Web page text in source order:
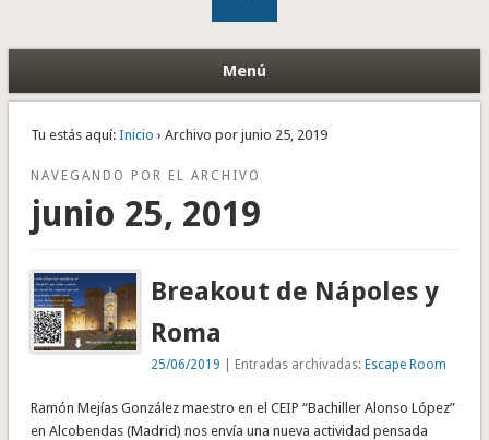
Menú
Tu estás aquí: Inicio › Archivo por junio 25, 2019
NAVEGANDO POR EL ARCHIVO
junio 25, 2019
Breakout de Nápoles y
Roma
25/06/2019 | Entradas archivadas:Escape Room
Ramón Mejías González maestro en el CEIP “Bachiller Alonso López”
en Alcobendas (Madrid) nos envía una nueva actividad pensada